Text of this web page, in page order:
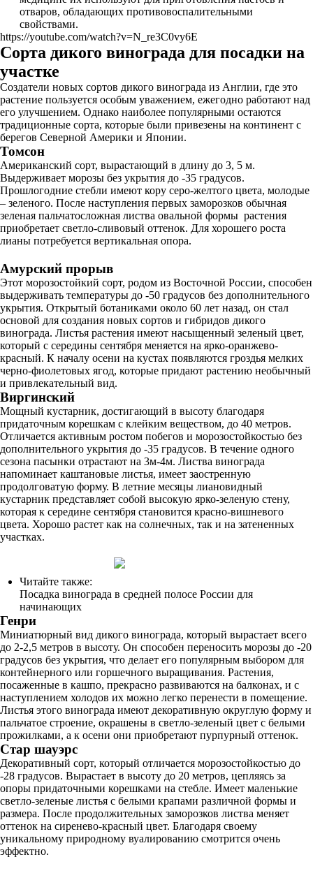
отваров, обладающих противовоспалительными
свойствами.
https://youtube.com/watch?v=N_re3C0vy6E
Сорта дикого винограда для посадки на
участке
Создатели новых сортов дикого винограда из Англии, где это
растение пользуется особым уважением, ежегодно работают над
его улучшением. Однако наиболее популярными остаются
традиционные сорта, которые были привезены на континент с
берегов Северной Америки и Японии.
Томсон
Американский сорт, вырастающий в длину до 3, 5 м.
Выдерживает морозы без укрытия до -35 градусов.
Прошлогодние стебли имеют кору серо-желтого цвета, молодые
– зеленого. После наступления первых заморозков обычная
зеленая пальчатосложная листва овальной формы растения
приобретает светло-сливовый оттенок. Для хорошего роста
лианы потребуется вертикальная опора.
Амурский прорыв
Этот морозостойкий сорт, родом из Восточной России, способен
выдерживать температуры до -50 градусов без дополнительного
укрытия. Открытый ботаниками около 60 лет назад, он стал
основой для создания новых сортов и гибридов дикого
винограда. Листья растения имеют насыщенный зеленый цвет,
который с середины сентября меняется на ярко-оранжево-
красный. К началу осени на кустах появляются гроздья мелких
черно-фиолетовых ягод, которые придают растению необычный
и привлекательный вид.
Виргинский
Мощный кустарник, достигающий в высоту благодаря
придаточным корешкам с клейким веществом, до 40 метров.
Отличается активным ростом побегов и морозостойкостью без
дополнительного укрытия до -35 градусов. В течение одного
сезона пасынки отрастают на 3м-4м. Листва винограда
напоминает каштановые листья, имеет заостренную
продолговатую форму. В летние месяцы лиановидный
кустарник представляет собой высокую ярко-зеленую стену,
которая к середине сентября становится красно-вишневого
цвета. Хорошо растет как на солнечных, так и на затененных
участках.
Читайте также:
Посадка винограда в средней полосе России для
начинающих
Генри
Миниатюрный вид дикого винограда, который вырастает всего
до 2-2,5 метров в высоту. Он способен переносить морозы до -20
градусов без укрытия, что делает его популярным выбором для
контейнерного или горшечного выращивания. Растения,
посаженные в кашпо, прекрасно развиваются на балконах, и с
наступлением холодов их можно легко перенести в помещение.
Листья этого винограда имеют декоративную округлую форму и
пальчатое строение, окрашены в светло-зеленый цвет с белыми
прожилками, а к осени они приобретают пурпурный оттенок.
Стар шауэрс
Декоративный сорт, который отличается морозостойкостью до
-28 градусов. Вырастает в высоту до 20 метров, цепляясь за
опоры придаточными корешками на стебле. Имеет маленькие
светло-зеленые листья с белыми крапами различной формы и
размера. После продолжительных заморозков листва меняет
оттенок на сиренево-красный цвет. Благодаря своему
уникальному природному вуалированию смотрится очень
эффектно.